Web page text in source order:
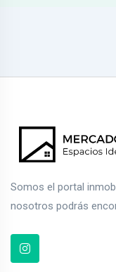
Somos el portal
nosotros podrás